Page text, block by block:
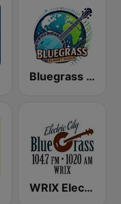
Bluegrass Planet Radio
WRIX Electric City Blue Grass